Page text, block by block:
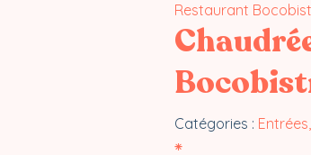
Restaurant
Catégories :
⁕